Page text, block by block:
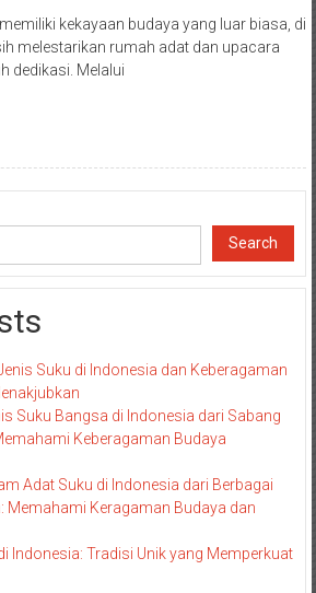
kekayaan budaya yang luar biasa, di
melestarikan rumah adat dan upacara
dedikasi. Melalui
Search
Suku di Indonesia dan Keberagaman
Suku Bangsa di Indonesia dari Sabang
Keberagaman Budaya
Adat Suku di Indonesia dari Berbagai
Memahami Keragaman Budaya dan
Indonesia: Tradisi Unik yang Memperkuat